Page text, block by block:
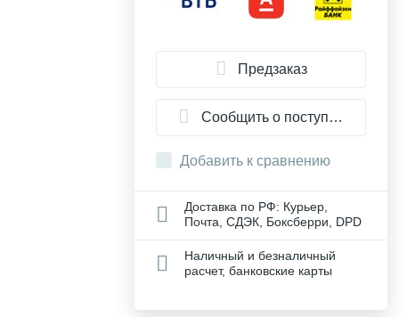
Предзаказ
Сообщить о поступлении
Добавить к сравнению
Доставка по РФ: Курьер,
Почта, СДЭК, Боксберри, DPD
Наличный и безналичный
расчет, банковские карты